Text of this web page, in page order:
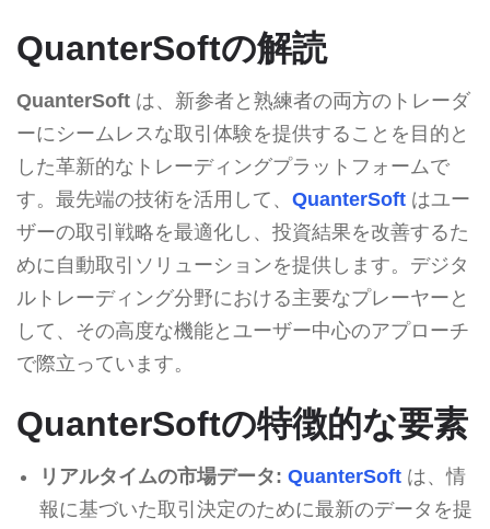
QuanterSoftの解読
QuanterSoft は、新参者と熟練者の両方のトレーダ
ーにシームレスな取引体験を提供することを目的と
した革新的なトレーディングプラットフォームで
す。最先端の技術を活用して、 QuanterSoft はユー
ザーの取引戦略を最適化し、投資結果を改善するた
めに自動取引ソリューションを提供します。デジタ
ルトレーディング分野における主要なプレーヤーと
して、その高度な機能とユーザー中心のアプローチ
で際立っています。
QuanterSoftの特徴的な要素
リアルタイムの市場データ: QuanterSoftは、情
報に基づいた取引決定のために最新のデータを提